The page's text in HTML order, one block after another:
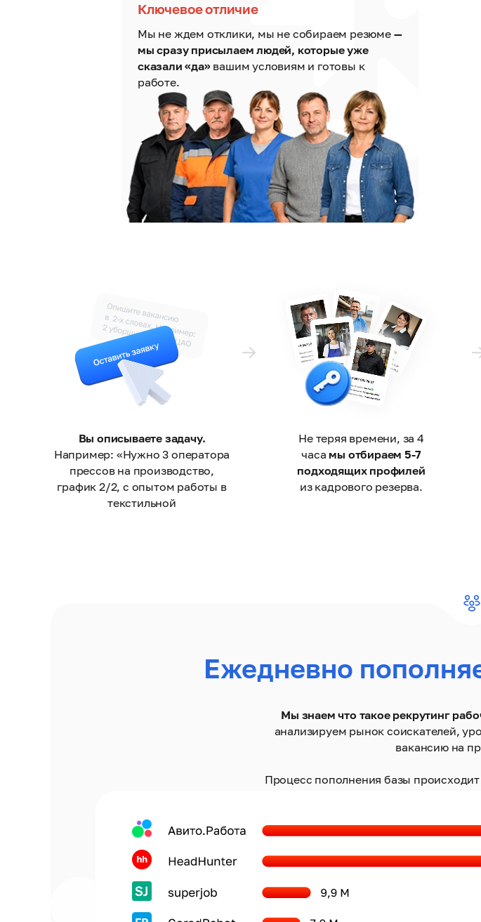
Ключевое отличие
Мы не ждем отклики, мы не собираем резюме —
мы сразу присылаем людей, которые уже
сказали «да»вашим условиям и готовы к
работе.
Не теряя времени, за 4
часа мы отбираем 5-7
подходящих профилей
из кадрового резерва.
Вы описываете задачу.
Например: «Нужно 3 оператора
прессов на производство,
график 2/2, с опытом работы в
текстильной
Мы знаем что такое рекрутинг
анализируем рынок соискателей,
вакансию на
Процесс пополнения базы происходит
Ежедневно